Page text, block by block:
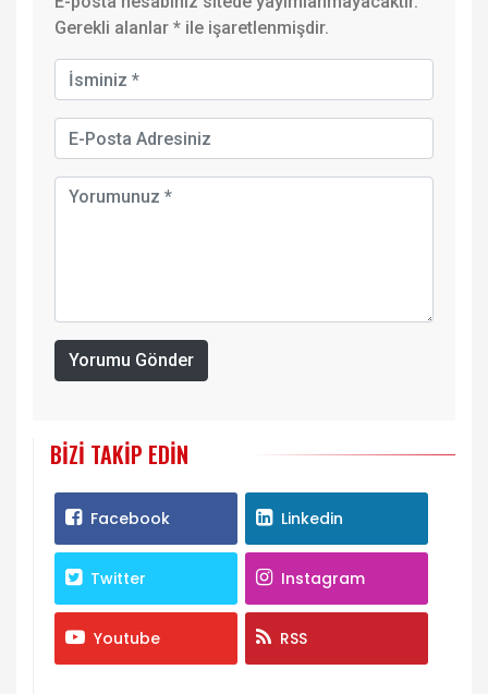
Gerekli alanlar * ile işaretlenmişdir.
Yorumu Gönder
BIZI TAKIP EDIN
Facebook Linkedin
Twitter Instagram
Youtube RSS